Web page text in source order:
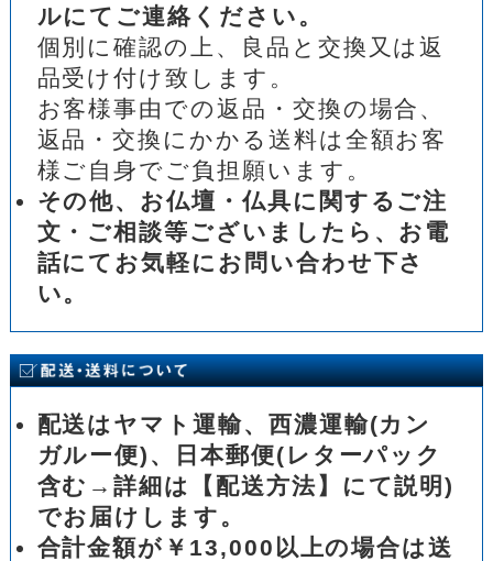
ルにてご連絡ください。
個別に確認の上、良品と交換又は返
品受け付け致します。
お客様事由での返品・交換の場合、
返品・交換にかかる送料は全額お客
様ご自身でご負担願います。
その他、お仏壇・仏具に関するご注
文・ご相談等ございましたら、お電
話にてお気軽にお問い合わせ下さ
い。
配送はヤマト運輸、西濃運輸(カン
ガルー便)、日本郵便(レターパック
含む→詳細は【配送方法】にて説明)
でお届けします。
合計金額が￥13,000以上の場合は送